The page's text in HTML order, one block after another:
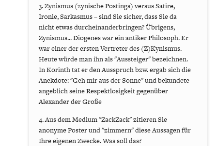
3. Zynismus (zynische Postings) versus Satire,
Ironie, Sarkasmus – sind Sie sicher, dass Sie da
nicht etwas durcheinanderbringen? Übrigens,
Zynismus... Diogenes war ein antiker Philosoph. Er
war einer der ersten Vertreter des (Z)Kynismus.
Heute würde man ihn als "Aussteiger" bezeichnen.
In Korinth tat er den Ausspruch bzw. ergab sich die
Anekdote: "Geh mir aus der Sonne" und bekundete
angeblich seine Respektlosigkeit gegenüber
Alexander der Große
4. Aus dem Medium "ZackZack" zitieren Sie
anonyme Poster und "zimmern" diese Aussagen für
Ihre eigenen Zwecke. Was soll das?